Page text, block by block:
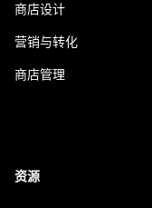
商店设计
营销与转化
商店管理
资源